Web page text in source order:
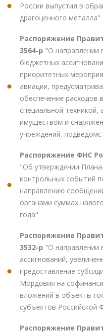
России выпустил в
драгоценного металла"
Распоряжение
3564-р "О направлении
бюджетных
приоритетных
авиации,
обеспечение расходов
специальной техникой,
имуществом и
учреждений,
Распоряжение ФНС
"Об утверждении
контрольных событий
направлению
органами суммах
года"
Распоряжение
3532-р "О направлении
ассигнований,
предоставление
Мордовия на
вложений в объекты
субъектов Российской
Распоряжение